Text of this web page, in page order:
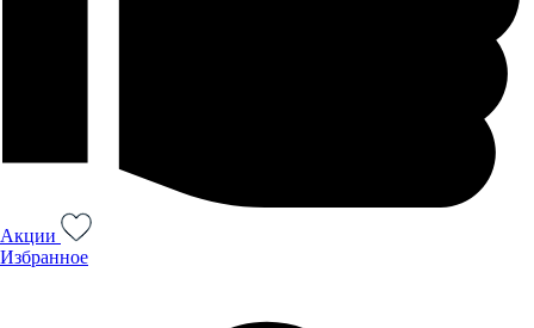
Акции
Избранное